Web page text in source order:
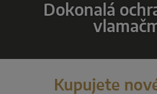
DVEROVÉ RIEŠENIA
Dokonalá
Kupujete